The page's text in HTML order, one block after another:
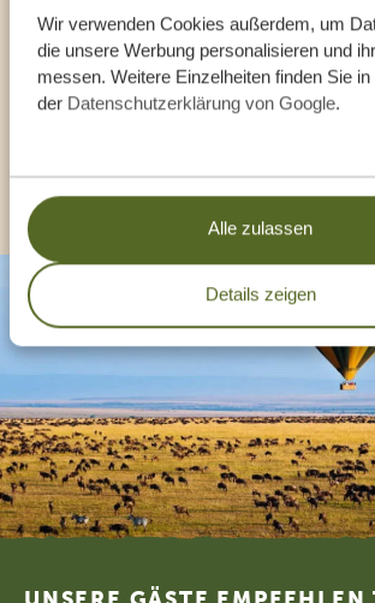
Wir verwenden Cookies außerdem, um
die unsere Werbung personalisieren und
messen. Weitere Einzelheiten finden Sie in
der Datenschutzerklärung von Google.
Alle zulassen
Details zeigen
UNSERE EXPERTEN HELFEN
DE:+494087407061
ANDERE LÄNDER
Footer